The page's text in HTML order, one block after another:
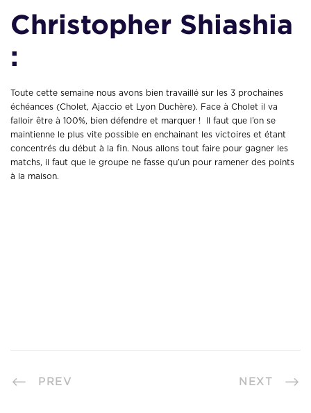
Christopher Shiashia
:
Toute cette semaine nous avons bien travaillé sur les 3 prochaines
échéances (Cholet, Ajaccio et Lyon Duchère). Face à Cholet il va
falloir être à 100%, bien défendre et marquer ! Il faut que l’on se
maintienne le plus vite possible en enchainant les victoires et étant
concentrés du début à la fin. Nous allons tout faire pour gagner les
matchs, il faut que le groupe ne fasse qu’un pour ramener des points
à la maison.
PREV NEXT